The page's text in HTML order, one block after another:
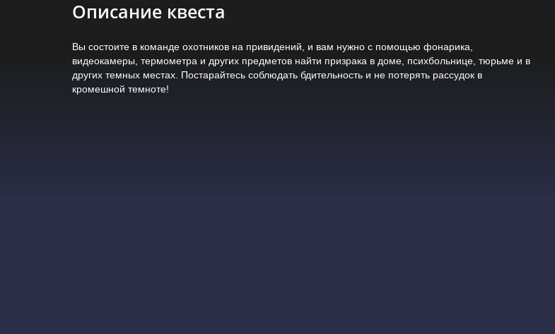
Описание квеста
Вы состоите в команде охотников на привидений, и вам нужно с помощью фонарика,
видеокамеры, термометра и других предметов найти призрака в доме, психбольнице, тюрьме и в
других темных местах. Постарайтесь соблюдать бдительность и не потерять рассудок в
кромешной темноте!